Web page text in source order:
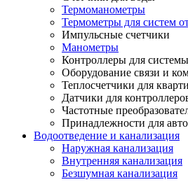
Термоманометры
Термометры для систем
Импульсные счетчики
Манометры
Контроллеры для
Оборудование связи и
Теплосчетчики для
Датчики для
Частотные
Принадлежности для
Водоотведение и канализация
Наружная канализация
Внутренняя канализация
Безшумная канализация